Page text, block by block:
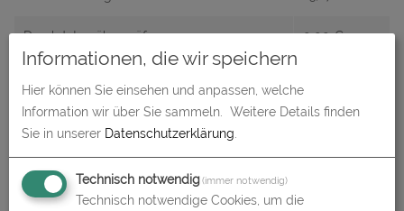
Druckdaten überprüfen 0,00€
Produktions- und Lieferzeit 0,00€
Gesamtbetrag (netto) 23,87€
zzgl. 19% MwSt. 4,54
Informationen, die wir speichern
Hier können Sie einsehen und anpassen, welche
Information wir über Sie sammeln.
Weitere Details finden
Sie in unserer Datenschutzerklärung
Technisch notwendig(immer notwendig)
Technisch notwendige Cookies, um die